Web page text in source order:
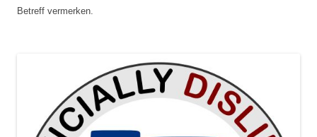
Betreff vermerken.